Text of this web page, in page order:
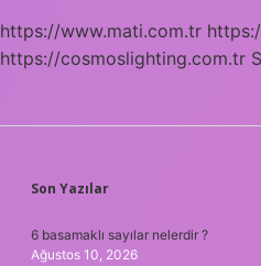
https://www.mati.com.tr
https://cosmoslighting.com.tr
SIDEBAR
Son Yazılar
6 basamaklı sayılar nelerdir ?
Ağustos 10, 2026